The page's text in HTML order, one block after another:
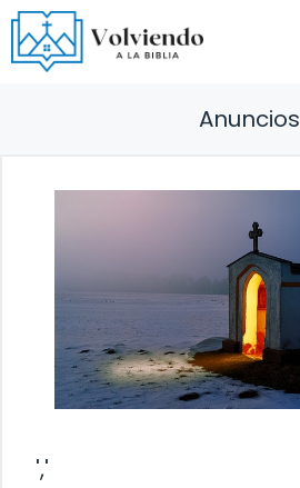
Saltar
al
contenido
Anuncios
','